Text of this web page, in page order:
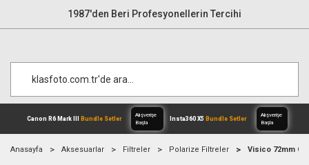
1987'den Beri Profesyonellerin Tercihi
Anasayfa Aksesuarlar Filtreler Polarize Filtreler Visico 72mm